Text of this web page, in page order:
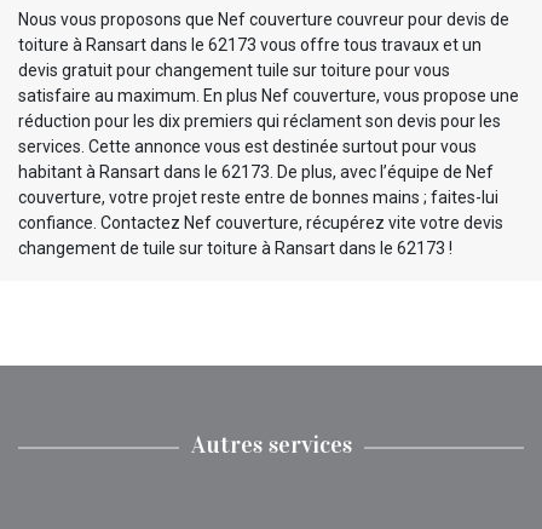
Nous vous proposons que Nef couverture couvreur pour devis de
toiture à Ransart dans le 62173 vous offre tous travaux et un
devis gratuit pour changement tuile sur toiture pour vous
satisfaire au maximum. En plus Nef couverture, vous propose une
réduction pour les dix premiers qui réclament son devis pour les
services. Cette annonce vous est destinée surtout pour vous
habitant à Ransart dans le 62173. De plus, avec l’équipe de Nef
couverture, votre projet reste entre de bonnes mains ; faites-lui
confiance. Contactez Nef couverture, récupérez vite votre devis
changement de tuile sur toiture à Ransart dans le 62173 !
Autres services